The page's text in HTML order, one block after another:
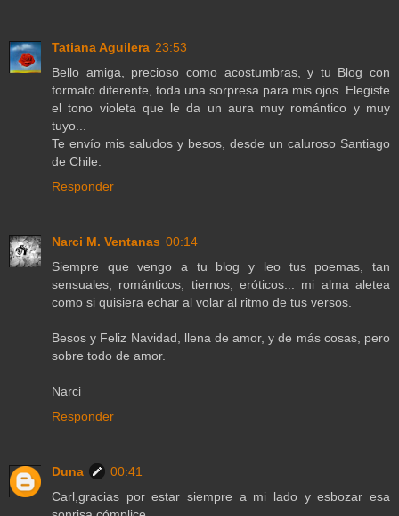
Tatiana Aguilera 23:53
Bello amiga, precioso como acostumbras, y tu Blog con
formato diferente, toda una sorpresa para mis ojos. Elegiste
el tono violeta que le da un aura muy romántico y muy
tuyo...
Te envío mis saludos y besos, desde un caluroso Santiago
de Chile.
Responder
Narci M. Ventanas 00:14
Siempre que vengo a tu blog y leo tus poemas, tan
sensuales, románticos, tiernos, eróticos... mi alma aletea
como si quisiera echar al volar al ritmo de tus versos.
Besos y Feliz Navidad, llena de amor, y de más cosas, pero
sobre todo de amor.
Narci
Responder
Duna
00:41
Carl,gracias por estar siempre a mi lado y esbozar esa